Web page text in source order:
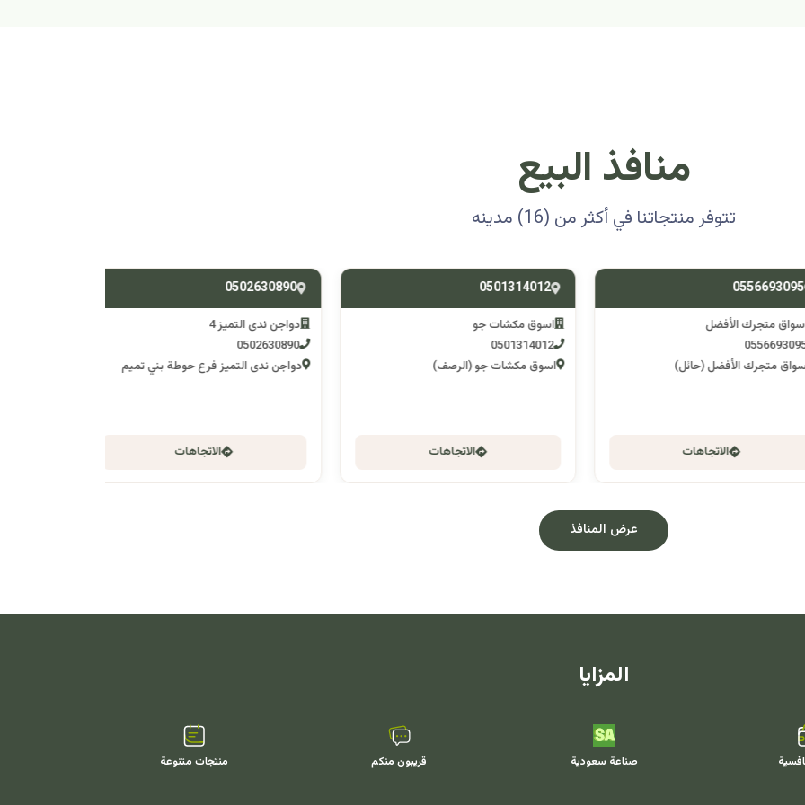
منافذ البيع
تتوفر منتجاتنا في أكثر من (16) مدينه
متجرك الأفضل
متجرك الأفضل (حائل)
الاتجاهات
0501314012
اسوق مكشات جو
0501314012
اسوق مكشات جو (الرصف)
الاتجاهات
0502630890
دواجن ندى التميز 4
0502630890
دواجن ندى التميز فرع حوطة بني تميم
الاتجاهات
عرض المنافذ
المزايا
صناعة سعودية قريبون منكم منتجات متنوعة